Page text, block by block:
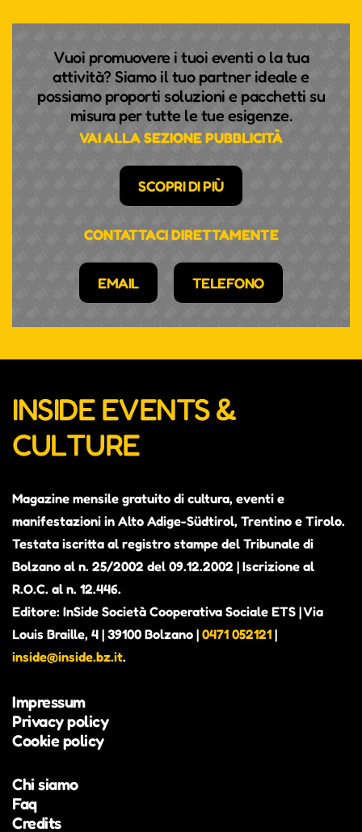
Vuoi promuovere i tuoi eventi o la tua
attività? Siamo il tuo partner ideale e
possiamo proporti soluzioni e pacchetti su
misura per tutte le tue esigenze.
VAI ALLA SEZIONE PUBBLICITÀ
SCOPRI DI PIÙ
CONTATTACI DIRETTAMENTE
EMAIL TELEFONO
INSIDE EVENTS &
CULTURE
Magazine mensile gratuito di cultura, eventi e
manifestazioni in Alto Adige-Südtirol, Trentino e Tirolo.
Testata iscritta al registro stampe del Tribunale di
Bolzano al n. 25/2002 del 09.12.2002 | Iscrizione al
R.O.C. al n. 12.446.
Editore: InSide Società Cooperativa Sociale ETS | Via
Louis Braille, 4 | 39100 Bolzano | 0471 052121 |
inside@inside.bz.it.
Impressum
Privacy policy
Cookie policy
Chi siamo
Faq
Credits